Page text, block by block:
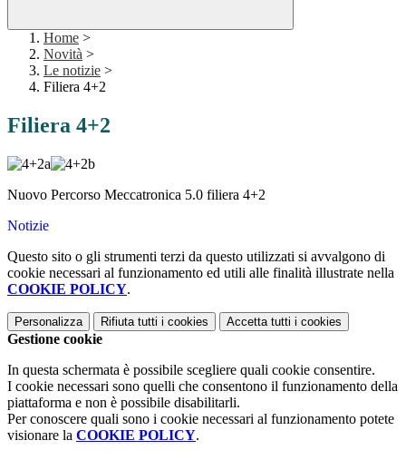
Home >
Novità >
Le notizie >
Filiera 4+2
Filiera 4+2
Nuovo Percorso Meccatronica 5.0 filiera 4+2
Notizie
Questo sito o gli strumenti terzi da questo utilizzati si avvalgono di
cookie necessari al funzionamento ed utili alle finalità illustrate nella
COOKIE POLICY.
Personalizza Rifiuta tutti i cookies Accetta tutti i cookies
Gestione cookie
In questa schermata è possibile scegliere quali cookie consentire.
I cookie necessari sono quelli che consentono il funzionamento della
piattaforma e non è possibile disabilitarli.
Per conoscere quali sono i cookie necessari al funzionamento potete
visionare la COOKIE POLICY.